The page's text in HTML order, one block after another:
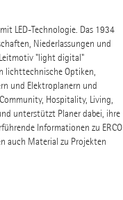
LED-Technologie. Das 1934
Niederlassungen und
"light digital"
lichttechnische Optiken,
und Elektroplanern und
Hospitality, Living,
unterstützt Planer dabei, ihre
Informationen zu ERCO
auch Material zu Projekten